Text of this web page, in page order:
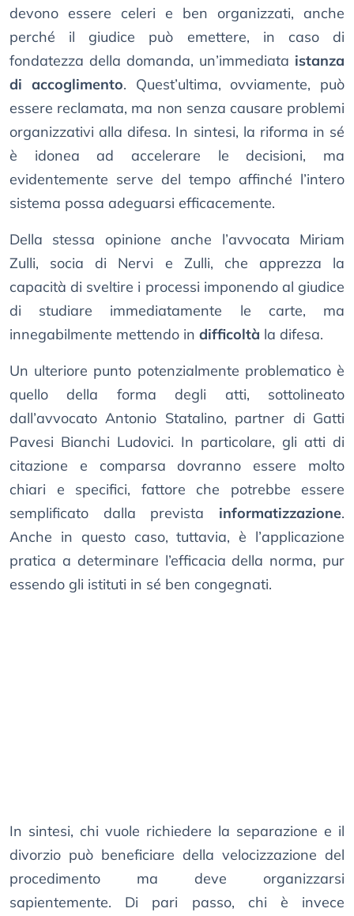
devono essere celeri e ben organizzati, anche
perché il giudice può emettere, in caso di
fondatezza della domanda, un’immediata istanza
di accoglimento. Quest’ultima, ovviamente, può
essere reclamata, ma non senza causare problemi
organizzativi alla difesa. In sintesi, la riforma in sé
è idonea ad accelerare le decisioni, ma
evidentemente serve del tempo affinché l’intero
sistema possa adeguarsi efficacemente.
Della stessa opinione anche l’avvocata Miriam
Zulli, socia di Nervi e Zulli, che apprezza la
capacità di sveltire i processi imponendo al giudice
di studiare immediatamente le carte, ma
innegabilmente mettendo in difficoltà la difesa.
Un ulteriore punto potenzialmente problematico è
quello della forma degli atti, sottolineato
dall’avvocato Antonio Statalino, partner di Gatti
Pavesi Bianchi Ludovici. In particolare, gli atti di
citazione e comparsa dovranno essere molto
chiari e specifici, fattore che potrebbe essere
semplificato dalla prevista informatizzazione.
Anche in questo caso, tuttavia, è l’applicazione
pratica a determinare l’efficacia della norma, pur
essendo gli istituti in sé ben congegnati.
In sintesi, chi vuole richiedere la separazione e il
divorzio può beneficiare della velocizzazione del
procedimento ma deve organizzarsi
sapientemente. Di pari passo, chi è invece